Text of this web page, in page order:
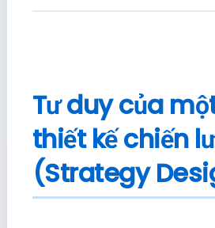
Tư duy của
thiết kế chiến
(Strategy